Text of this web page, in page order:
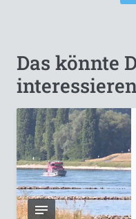
Das könnte